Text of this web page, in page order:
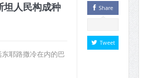
坦人民构成种
耶路撒冷在内的巴
Share
Tweet